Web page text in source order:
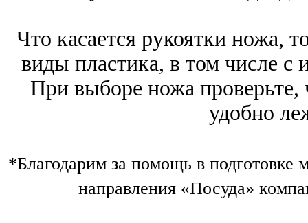
Что касается рукоятки ножа,
виды пластика, в том числе с
При выборе ножа проверьте,
удобно
*Благодарим за помощь в подготовке
направления «Посуда»